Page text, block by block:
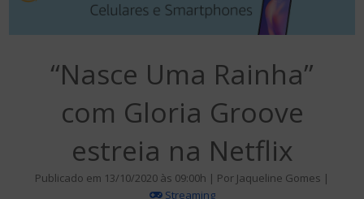
“Nasce Uma Rainha”
com Gloria Groove
estreia na Netflix
Publicado em 13/10/2020 às 09:00h | Por Jaqueline Gomes |
Streaming